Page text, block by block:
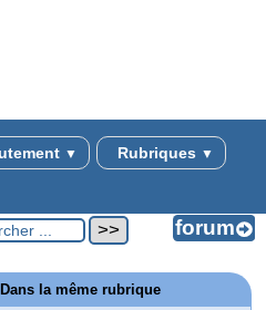
▼ Rubriques ▼
Dans la même rubrique